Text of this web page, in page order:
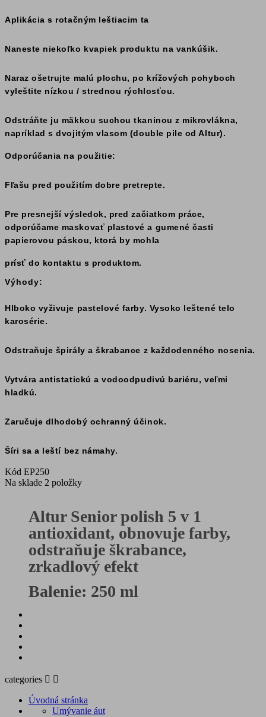
Aplikácia s rotačným leštiacim ta
Naneste niekoľko kvapiek produktu na vankúšik.
Naraz ošetrujte malú plochu, po krížových pohyboch
vyleštite nízkou / strednou rýchlosťou.
Odstráňte ju mäkkou suchou tkaninou z mikrovlákna,
napríklad s dvojitým vlasom (double pile od Altur).
Odporúčania na použitie:
Fľašu pred použitím dobre pretrepte.
Pre presnejší výsledok, pred začiatkom práce,
odporúčame maskovať plastové a gumené časti
papierovou páskou, ktorá by mohla
prísť do kontaktu s produktom.
Výhody:
Hlboko vyživuje pastelové farby. Vysoko leštené telo
karosérie.
Odstraňuje špirály a škrabance z každodenného nosenia.
Vytvára antistatickú a vodoodpudivú bariéru, veľmi
hladkú.
Zaručuje dlhodobý ochranný účinok.
Šíri sa a leští bez námahy.
Kód EP250
Na sklade 2 položky
Altur Senior polish 5 v 1
antioxidant, obnovuje farby,
odstraňuje škrabance,
zrkadlový efekt
Balenie: 250 ml
categories  
Úvodná stránka
Umývanie áut